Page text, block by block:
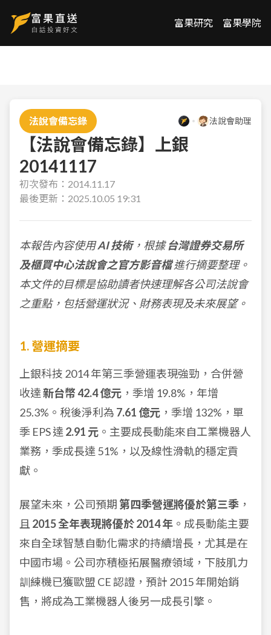
富果研究 富果學院
法說會備忘錄 法說會助理
【法說會備忘錄】上銀
20141117
初次發布： 2014.11.17
最後更新： 2025.10.05 19:31
本報告內容使用AI 技術，根據台灣證券交易所
及櫃買中心法說會之官方影音檔進行摘要整理。
本文件的目標是協助讀者快速理解各公司法說會
之重點，包括營運狀況、財務表現及未來展望。
1. 營運摘要
上銀科技 2014 年第三季營運表現強勁，合併營
收達新台幣 42.4 億元 ，季增 19.8%，年增
25.3%。稅後淨利為 7.61 億元 ，季增 132%，單
季 EPS 達 2.91 元 。主要成長動能來自工業機器人
業務，季成長達 51%，以及線性滑軌的穩定貢
獻。
展望未來，公司預期 第四季營運將優於第三季 ，
且 2015 全年表現將優於 2014 年 。成長動能主要
來自全球智慧自動化需求的持續增長，尤其是在
中國市場。公司亦積極拓展醫療領域，下肢肌力
訓練機已獲歐盟 CE 認證，預計 2015 年開始銷
售，將成為工業機器人後另一成長引擎。